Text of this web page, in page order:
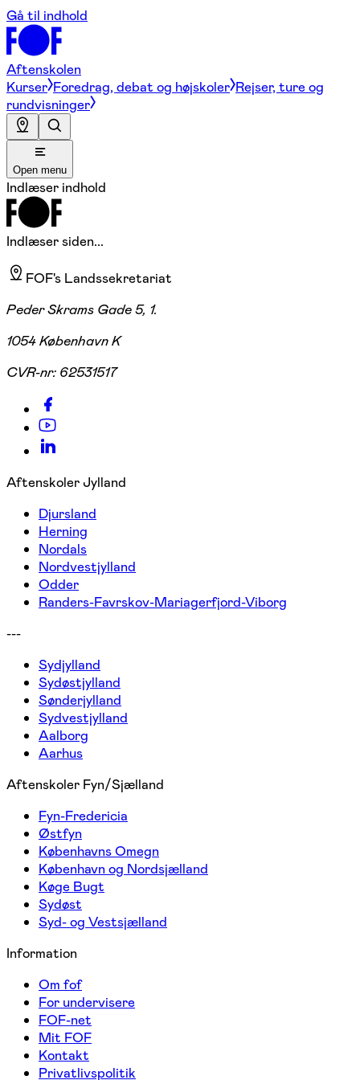
Gå til indhold
Aftenskolen
Kurser Foredrag, debat og højskoler Rejser, ture og
rundvisninger
Open menu
Indlæser indhold
Indlæser siden...
FOF's Landssekretariat
Peder Skrams Gade 5, 1.
1054 København K
CVR-nr: 62531517
Aftenskoler Jylland
Djursland
Herning
Nordals
Nordvestjylland
Odder
Randers-Favrskov-Mariagerfjord-Viborg
---
Sydjylland
Sydøstjylland
Sønderjylland
Sydvestjylland
Aalborg
Aarhus
Aftenskoler Fyn/Sjælland
Fyn-Fredericia
Østfyn
Københavns Omegn
København og Nordsjælland
Køge Bugt
Sydøst
Syd- og Vestsjælland
Information
Om fof
For undervisere
FOF-net
Mit FOF
Kontakt
Privatlivspolitik